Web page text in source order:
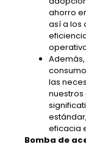
ahorro
así a los
las
nuestros
eficacia
Bomba de